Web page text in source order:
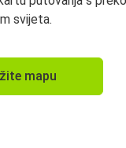
svijeta.
mapu